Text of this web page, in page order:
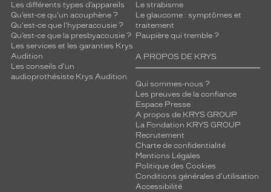
Les différents types d’appareils
Qu’est-ce qu'un acouphène ?
Qu'est-ce que l'hyperacousie ?
Qu’est-ce que la presbyacousie ?
Les services et les garanties Krys
Audition
Les conseils d'un
audioprothésiste Krys Audition
Le strabisme
Le glaucome : symptômes et
traitement
Paupière qui tremble ?
A PROPOS DE KRYS
Qui sommes-nous ?
Les preuves de la confiance
Espace Presse
A propos de KRYS GROUP
La Fondation KRYS GROUP
Recrutement
Charte de confidentialité
Mentions Légales
Politique des Cookies
Conditions générales d'utilisation
Accessibilité